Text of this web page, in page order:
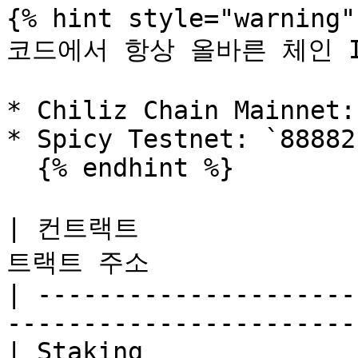
{% hint style="warning"
코드에서 항상 올바른 체인
* Chiliz Chain
* Spicy Testnet:
| 컨트랙트
트랙트 주소
|
| Staking